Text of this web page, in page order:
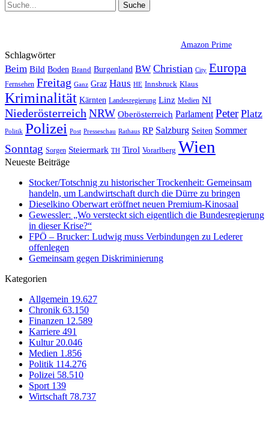
Amazon Prime
Schlagwörter
Beim Bild Boden Brand Burgenland BW Christian City Europa
Fernsehen Freitag Ganz Graz Haus HE Innsbruck Klaus
Kriminalität Kärnten Landesregierung Linz Medien NI
Niederösterreich NRW Oberösterreich Parlament Peter Platz
Politik Polizei Post Presseschau Rathaus RP Salzburg Seiten Sommer
Sonntag Sorgen Steiermark TH Tirol Vorarlberg Wien
Neueste Beiträge
Stocker/Totschnig zu historischer Trockenheit: Gemeinsam
handeln, um Landwirtschaft durch die Dürre zu bringen
Dieselkino Oberwart eröffnet neuen Premium-Kinosaal
Gewessler: „Wo versteckt sich eigentlich die Bundesregierung
in dieser Krise?“
FPÖ – Brucker: Ludwig muss Verbindungen zu Lederer
offenlegen
Gemeinsam gegen Diskriminierung
Kategorien
Allgemein 19.627
Chronik 63.150
Finanzen 12.589
Karriere 491
Kultur 20.046
Medien 1.856
Politik 114.276
Polizei 58.510
Sport 139
Wirtschaft 78.737